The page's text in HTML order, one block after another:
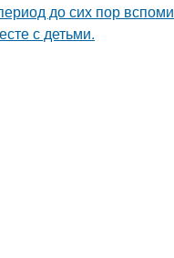
до сих пор
с детьми.